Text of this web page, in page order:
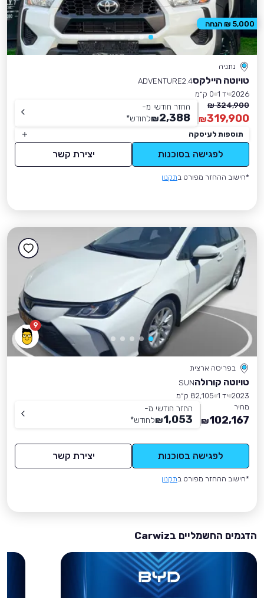
נתניה
טויוטה היילקסADVENTURE2.4
2026 יד 1
0 ק״מ
324,900 ₪
319,900
₪
החזר חודשי מ-
2,388
₪לחודש*
תוספות לעיסקה
לפגישה בסוכנות יצירת קשר
*חישוב ההחזר מפורט בתקנון
5,000 ₪ הנחה
9
בפריסה ארצית
טויוטה קורולהSUN
2023 יד 1
82,105 ק״מ
מחיר
102,167
₪
החזר חודשי מ-
1,053
₪לחודש*
לפגישה בסוכנות יצירת קשר
*חישוב ההחזר מפורט בתקנון
הדגמים החשמליים בCarwiz